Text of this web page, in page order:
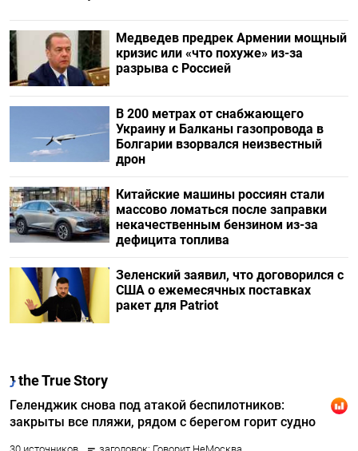
Медведев предрек Армении мощный
кризис или «что похуже» из-за
разрыва с Россией
В 200 метрах от снабжающего
Украину и Балканы газопровода в
Болгарии взорвался неизвестный
дрон
Китайские машины россиян стали
массово ломаться после заправки
некачественным бензином из-за
дефицита топлива
Зеленский заявил, что договорился с
США о ежемесячных поставках
ракет для Patriot